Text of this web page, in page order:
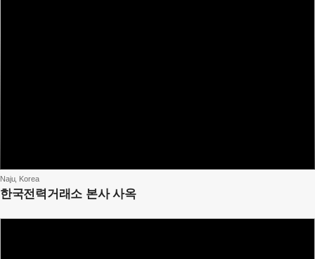
Naju, Korea
한국전력거래소 본사 사옥